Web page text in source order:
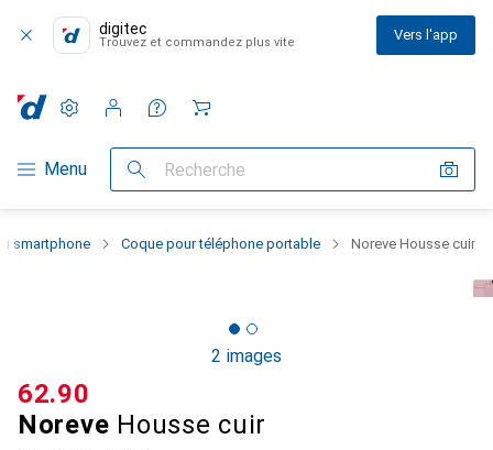
digitec
Trouvez et commandez plus vite Vers l'app
Navigation par catégorie
Menu Recherche
Paramètres
Compte client
Listes de comparaison
Listes d'envies
Panier
smartphone Coque pour téléphone portable Noreve Housse cuir
2 images
Noreve Housse cuir
CHF
62.90